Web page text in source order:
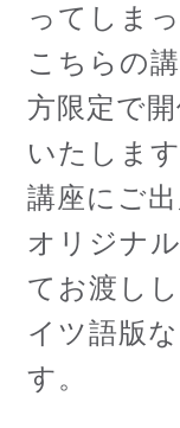
ってしま
こちらの
方限定で
いたします
講座にご
オリジナ
てお渡し
イツ語版
す。